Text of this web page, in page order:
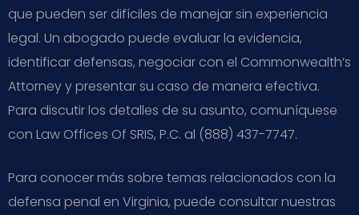
que pueden ser difíciles de manejar sin experiencia
legal. Un abogado puede evaluar la evidencia,
identificar defensas, negociar con el Commonwealth’s
Attorney y presentar su caso de manera efectiva.
Para discutir los detalles de su asunto, comuníquese
con Law Offices Of SRIS, P.C. al (888) 437-7747.
Para conocer más sobre temas relacionados con la
defensa penal en Virginia, puede consultar nuestras